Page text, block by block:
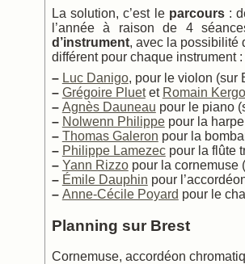
La solution, c’est le parcours:
l’année à raison de 4
d’instrument, avec la possibilité
différent pour chaque instrument :
– Luc Danigo, pour le violon (sur
– Grégoire Pluetet Romain
– Agnès Dauneau pour le piano
– Nolwenn Philippepour la
– Thomas Galeron pour la
– Philippe Lamezecpour la flûte
– Yann Rizzopour la cornemuse
– Émile Dauphin pour
– Anne-Cécile Poyard pour le
Planning sur Brest
Cornemuse, accordéon